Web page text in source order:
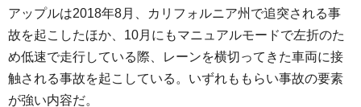
アップルは2018年8月、カリフォルニア州で追突される事
故を起こしたほか、10月にもマニュアルモードで左折のた
め低速で走行している際、レーンを横切ってきた車両に接
触される事故を起こしている。いずれももらい事故の要素
が強い内容だ。